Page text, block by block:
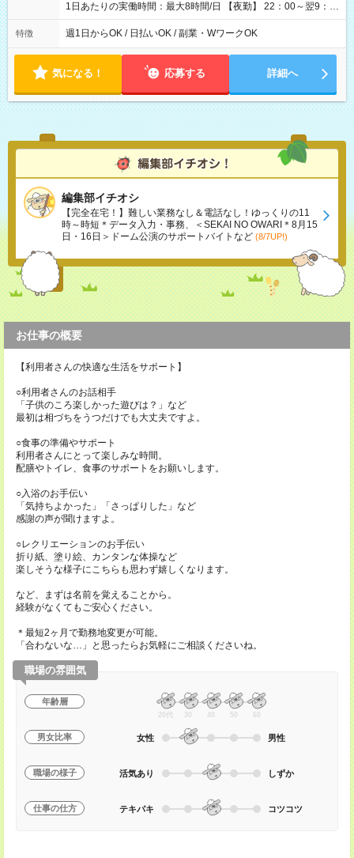
1日あたりの実働時間：最大8時間/日 【夜勤】 22：00～翌9：
00 ※週1日～OK ／ 夜勤専従 ＊＊ 勤務時間例 ＊＊ ■22時か
ら翌7時 ■23時から翌8時 ■24時から翌9時 など ※上記の時間
ます。 ※曜日固定（毎週同じ曜日での勤務となります）
特徴 週1日からOK / 日払いOK / 副業・WワークOK
気になる！ 応募する 詳細へ
編集部イチオシ
【完全在宅！】難しい業務なし＆電話なし！ゆっくりの11
時～時短＊データ入力・事務、＜SEKAI NO OWARI＊8月15
日・16日＞ドーム公演のサポートバイトなど (8/7UP!)
お仕事の概要
【利用者さんの快適な生活をサポート】
○利用者さんのお話相手
「子供のころ楽しかった遊びは？」など
最初は相づちをうつだけでも大丈夫ですよ。
○食事の準備やサポート
利用者さんにとって楽しみな時間。
配膳やトイレ、食事のサポートをお願いします。
○入浴のお手伝い
「気持ちよかった」「さっぱりした」など
感謝の声が聞けますよ。
○レクリエーションのお手伝い
折り紙、塗り絵、カンタンな体操など
楽しそうな様子にこちらも思わず嬉しくなります。
など、まずは名前を覚えることから。
経験がなくてもご安心ください。
＊最短2ヶ月で勤務地変更が可能。
「合わないな…」と思ったらお気軽にご相談くださいね。
職場の雰囲気
年齢層
20代 30 40 50 60
男女比率 女性 男性
職場の様子 活気あり しずか
仕事の仕方 テキパキ コツコツ